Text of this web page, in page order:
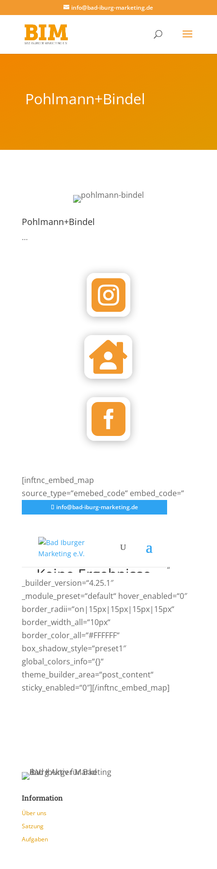
info@bad-iburg-marketing.de
Pohlmann+Bindel
Pohlmann+Bindel
…



[inftnc_embed_map
source_type=“emebed_code“ embed_code=“
“
_builder_version=“4.25.1″
_module_preset=“default“ hover_enabled=“0″
border_radii=“on|15px|15px|15px|15px“
border_width_all=“10px“
border_color_all=“#FFFFFF“
box_shadow_style=“preset1″
global_colors_info=“{}“
theme_builder_area=“post_content“
sticky_enabled=“0″][/inftnc_embed_map]
Information
Über uns
Satzung
Aufgaben